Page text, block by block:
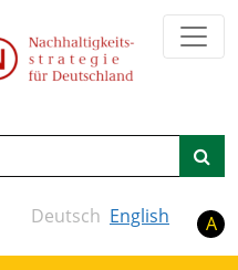
Zum Hauptinhalt springen
Deutsch English A